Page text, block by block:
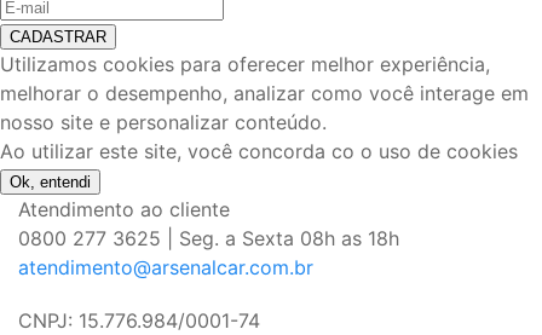
CADASTRAR
Utilizamos cookies para oferecer melhor experiência,
melhorar o desempenho, analizar como você interage em
nosso site e personalizar conteúdo.
Ao utilizar este site, você concorda co o uso de cookies
Ok, entendi
Atendimento ao cliente
0800 277 3625 | Seg. a Sexta 08h as 18h
atendimento@arsenalcar.com.br
CNPJ: 15.776.984/0001-74